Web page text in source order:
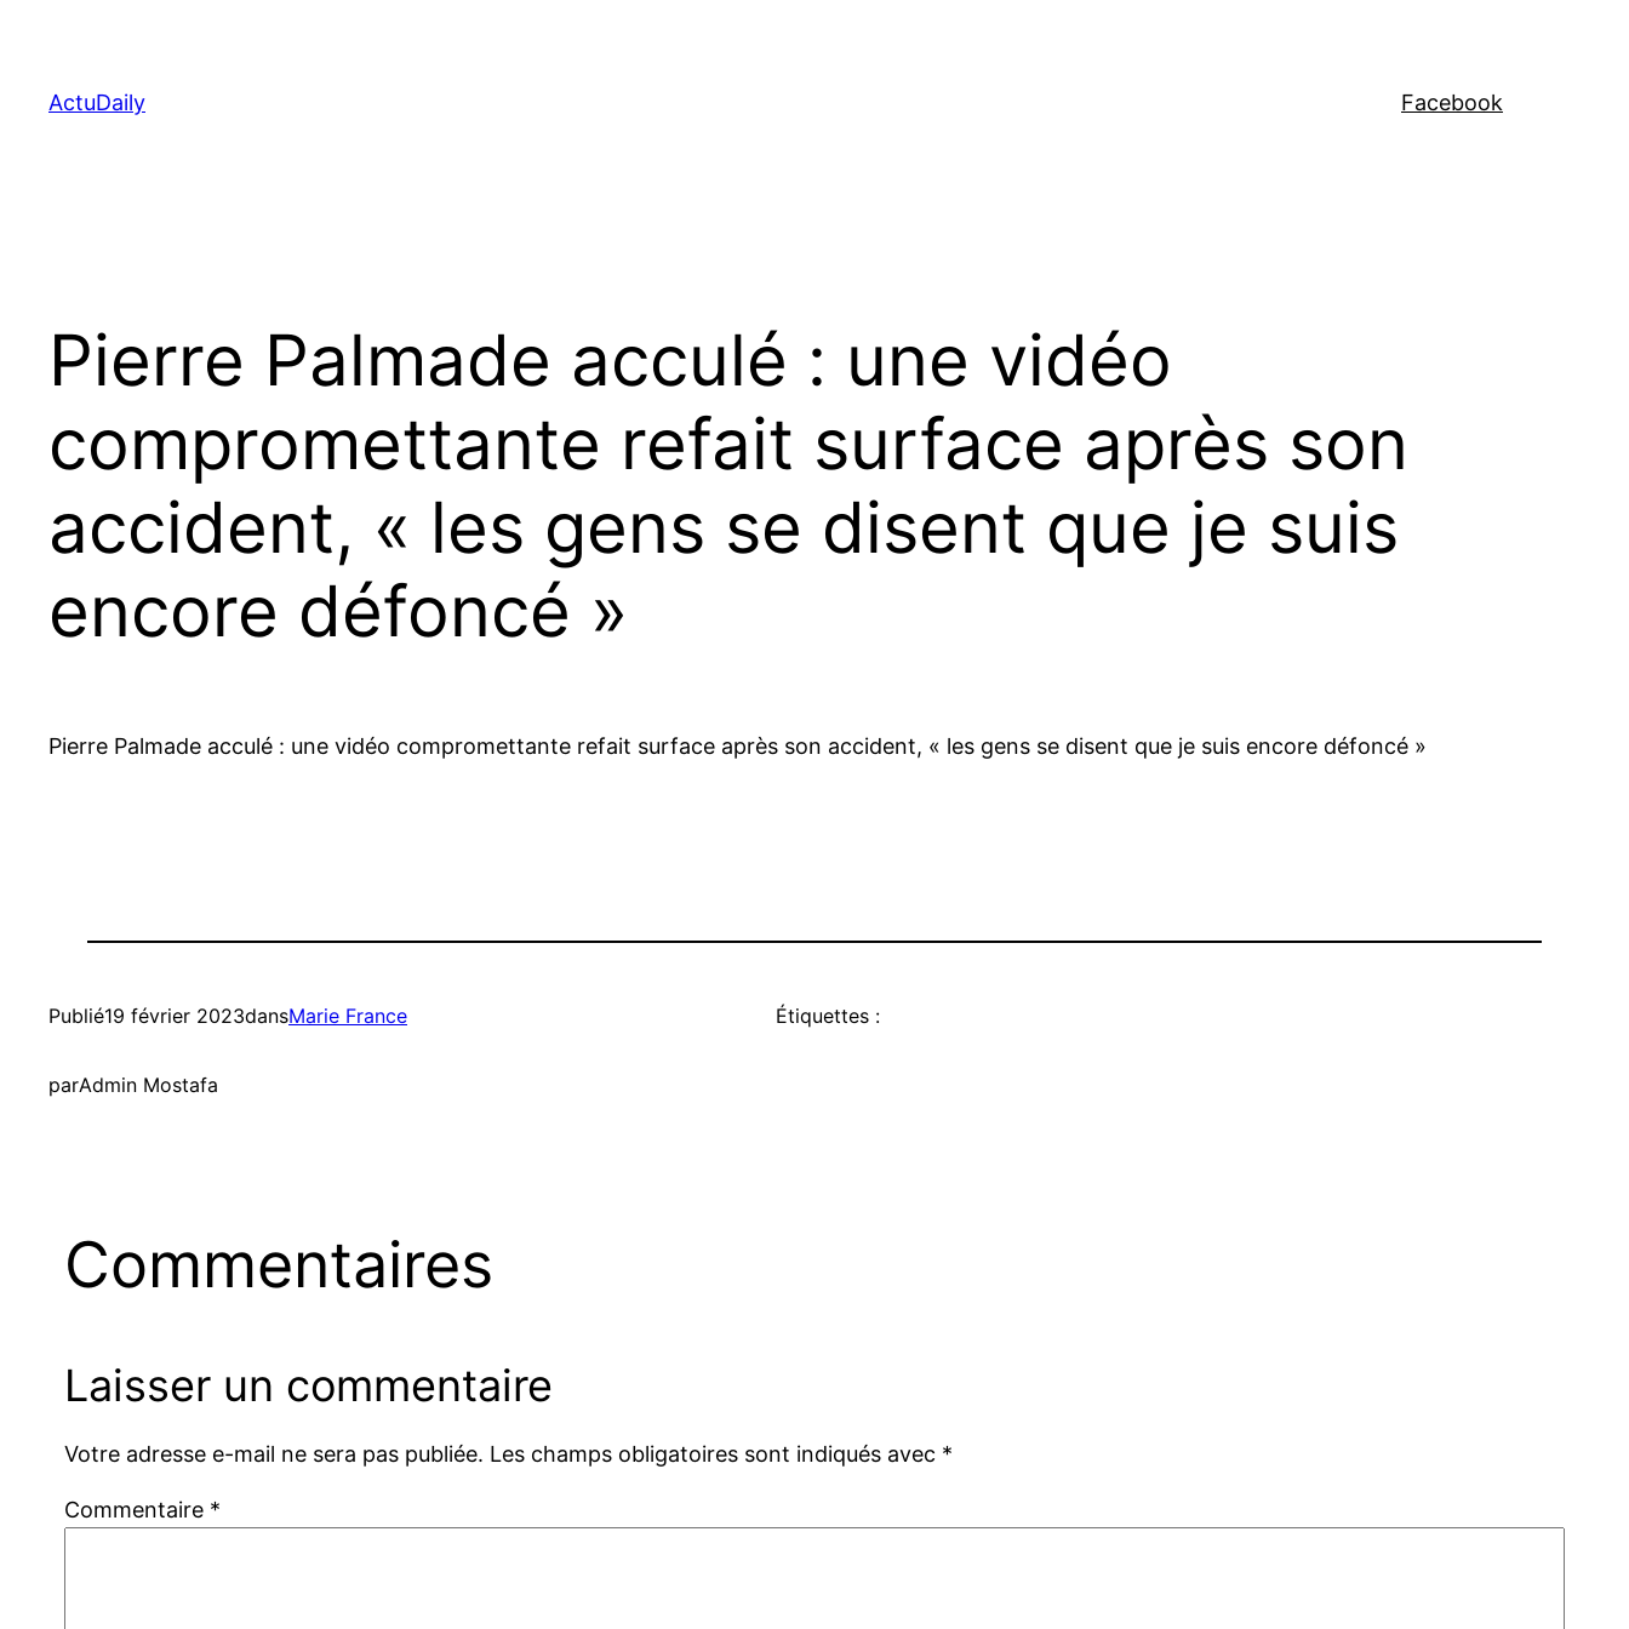
contenu
ActuDaily Facebook
Pierre Palmade acculé : une vidéo
compromettante refait surface après son
accident, « les gens se disent que je suis
encore défoncé »
Pierre Palmade acculé : une vidéo compromettante refait surface après son accident, « les gens se disent que je suis encore défoncé »
Publié19 février 2023dansMarie France
parAdmin Mostafa
Étiquettes :
Commentaires
Laisser un commentaire
Votre adresse e-mail ne sera pas publiée. Les champs obligatoires sont indiqués avec *
Commentaire *